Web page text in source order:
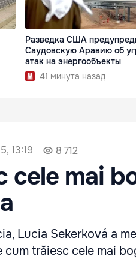
Разведка США
Саудовскую Аравию об
атак на энергообъекты
41 минута назад
13:19 8 712
cele mai
Lucia Sekerková a
trăiesc cele mai